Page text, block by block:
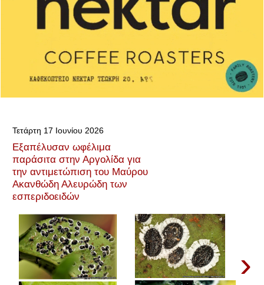
Τετάρτη 17 Ιουνίου 2026
Εξαπέλυσαν ωφέλιμα
παράσιτα στην Αργολίδα για
την αντιμετώπιση του Μαύρου
Ακανθώδη Αλευρώδη των
εσπεριδοειδών
›